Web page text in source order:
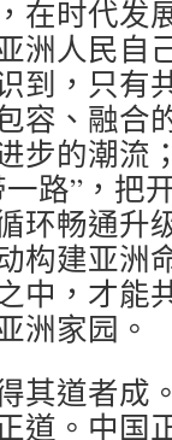
在时代发
洲人民自
到，只有
容、融合
步的潮流
路”，把
环畅通升
构建亚洲
中，才能
洲家园。
其道者成
道。中国